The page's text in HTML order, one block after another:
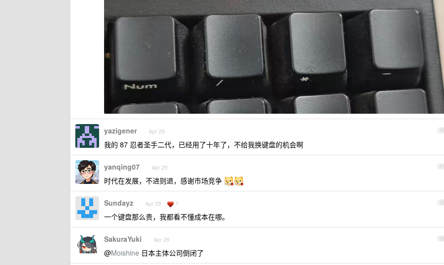
10
yazigener Apr 29
我的 87 忍者圣手二代，已经用了十年了，不给我换键盘的机会啊
11
yanqing07 Apr 29
时代在发展，不进则退，感谢市场竞争
12
Sundayz Apr 29 1
一个键盘那么贵，我都看不懂成本在哪。
13
SakuraYuki Apr 29
@Moishine 日本主体公司倒闭了